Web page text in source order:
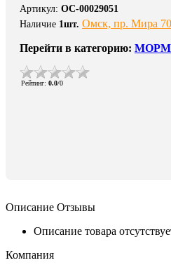
Артикул: ОС-00029051
Наличие 1 шт. Омск, пр. Мира
Перейти в категорию:
Рейтинг: 0.0/0
Описание Отзывы
Описание товара
Компания